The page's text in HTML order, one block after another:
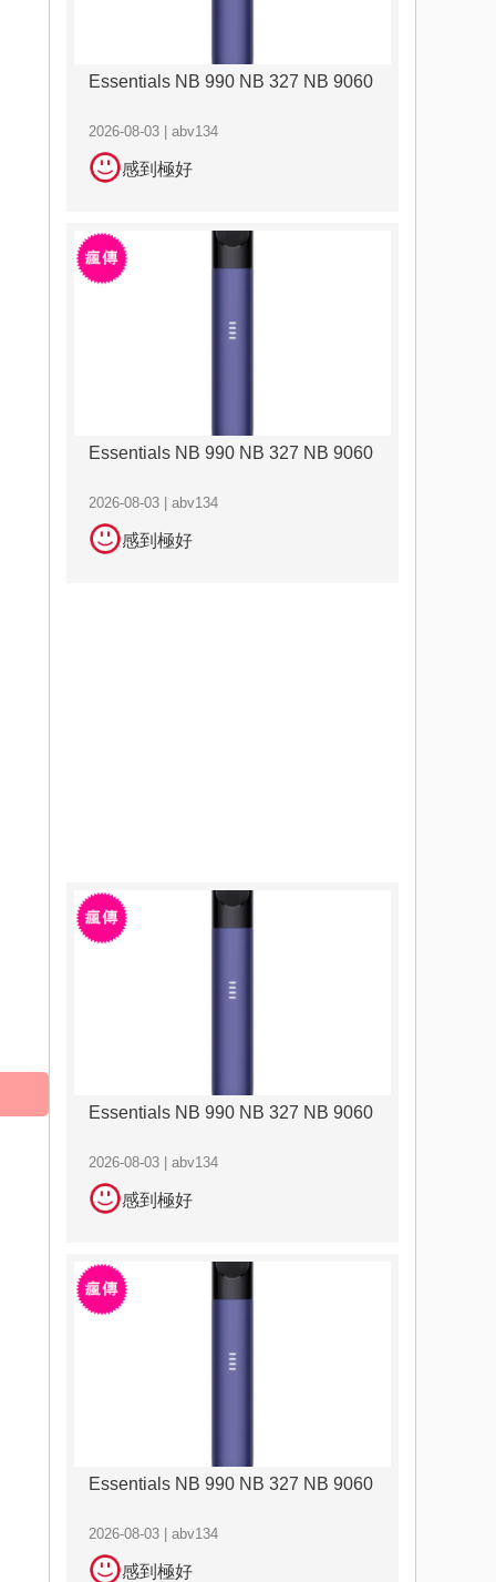
Essentials NB 990 NB 327 NB 9060
2026-08-03 | abv134
感到極好
Essentials NB 990 NB 327 NB 9060
2026-08-03 | abv134
感到極好
Essentials NB 990 NB 327 NB 9060
2026-08-03 | abv134
感到極好
Essentials NB 990 NB 327 NB 9060
2026-08-03 | abv134
感到極好